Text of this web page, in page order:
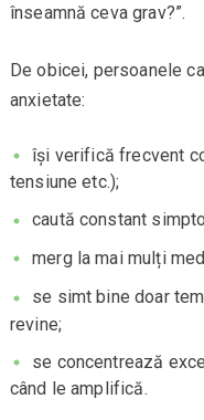
înseamnă ceva grav?”.
De obicei, persoanele
anxietate:
își verifică frecvent
tensiune etc.);
caută constant
merg la mai mulți
se simt bine doar
revine;
se concentrează
când le amplifică.